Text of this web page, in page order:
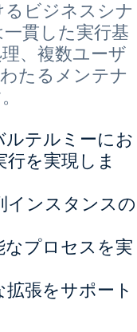
ビジネスシナ
貫した実行基
、複数ユーザ
たるメンテナ
ルテルミーにお
を実現しま
インスタンスの
なプロセスを実
張をサポート